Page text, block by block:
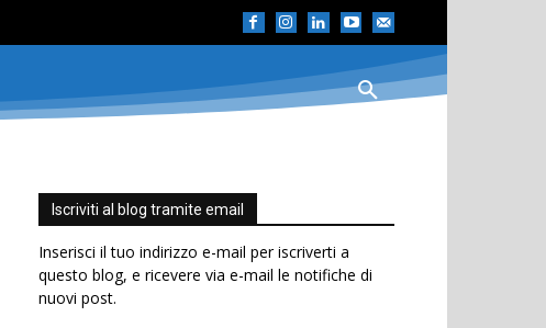
Iscriviti al blog tramite email
Inserisci il tuo indirizzo e-mail per iscriverti a
questo blog, e ricevere via e-mail le notifiche di
nuovi post.